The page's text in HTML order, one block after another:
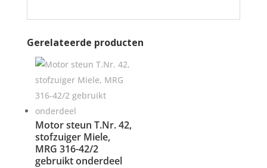
Gerelateerde producten
Motor steun T.Nr. 42,
stofzuiger Miele,
MRG 316-42/2
gebruikt onderdeel